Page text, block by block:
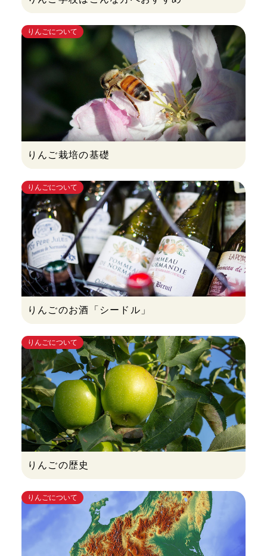
りんごについて
りんご栽培の基礎
りんごについて
りんごのお酒「シードル」
りんごについて
りんごの歴史
りんごについて